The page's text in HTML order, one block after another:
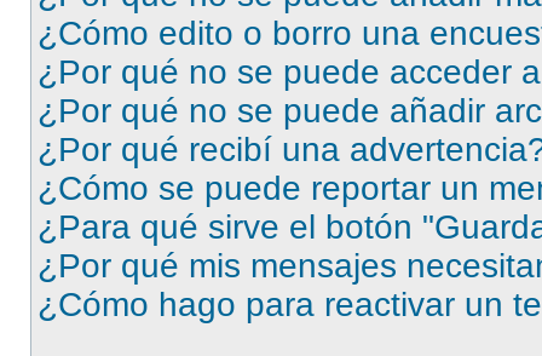
¿Cómo edito o borro una
¿Por qué no se puede acceder
¿Por qué no se puede añadir
¿Por qué recibí una
¿Cómo se puede reportar un
¿Para qué sirve el botón
¿Por qué mis mensajes
¿Cómo hago para reactivar un